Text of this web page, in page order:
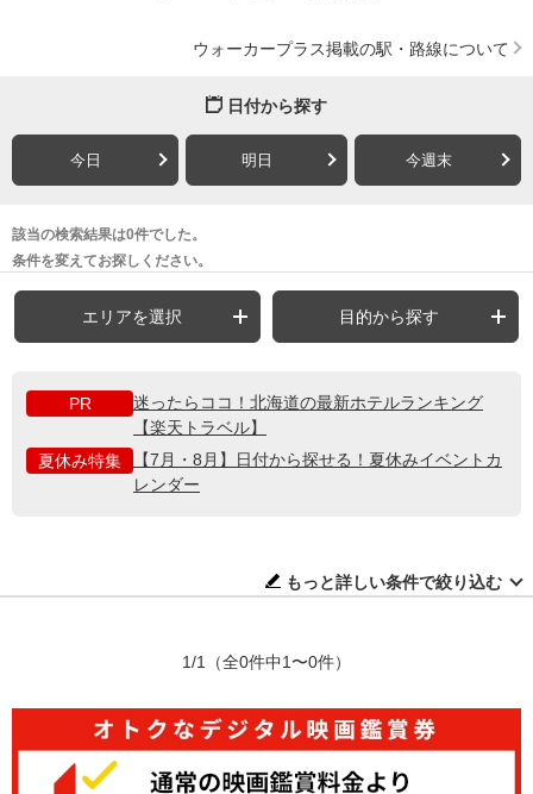
ウォーカープラス掲載の駅・路線について
日付から探す
今日 明日 今週末
該当の検索結果は0件でした。
条件を変えてお探しください。
エリアを選択 目的から探す
PR
迷ったらココ！北海道の最新ホテルランキング
【楽天トラベル】
夏休み特集
【7月・8月】日付から探せる！夏休みイベントカ
レンダー
もっと詳しい条件で絞り込む
1/1 （全0件中1〜0件）